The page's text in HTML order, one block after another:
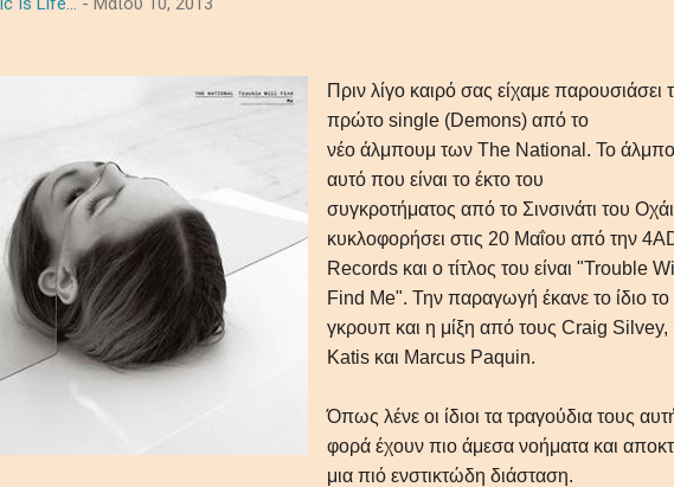
Πριν λίγο καιρό σας είχαμε παρουσιάσει
πρώτο single (Demons) από το
νέο άλμπουμ των The National. Το
αυτό που είναι το έκτο του
συγκροτήματος από το Σινσινάτι του
κυκλοφορήσει στις 20 Μαΐου από την
Records και ο τίτλος του είναι "Trouble Will
Find Me". Την παραγωγή έκανε το ίδιο το
γκρουπ και η μίξη από τους Craig Silvey,
Katis και Marcus Paquin.
Όπως λένε οι ίδιοι τα τραγούδια τους
φορά έχουν πιο άμεσα νοήματα και
μια πιό ενστικτώδη διάσταση.